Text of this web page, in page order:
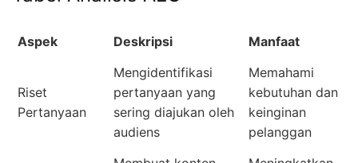
Aspek Deskripsi Manfaat
Riset
Pertanyaan
Mengidentifikasi
pertanyaan yang
sering diajukan oleh
audiens
Memahami
kebutuhan dan
keinginan
pelanggan